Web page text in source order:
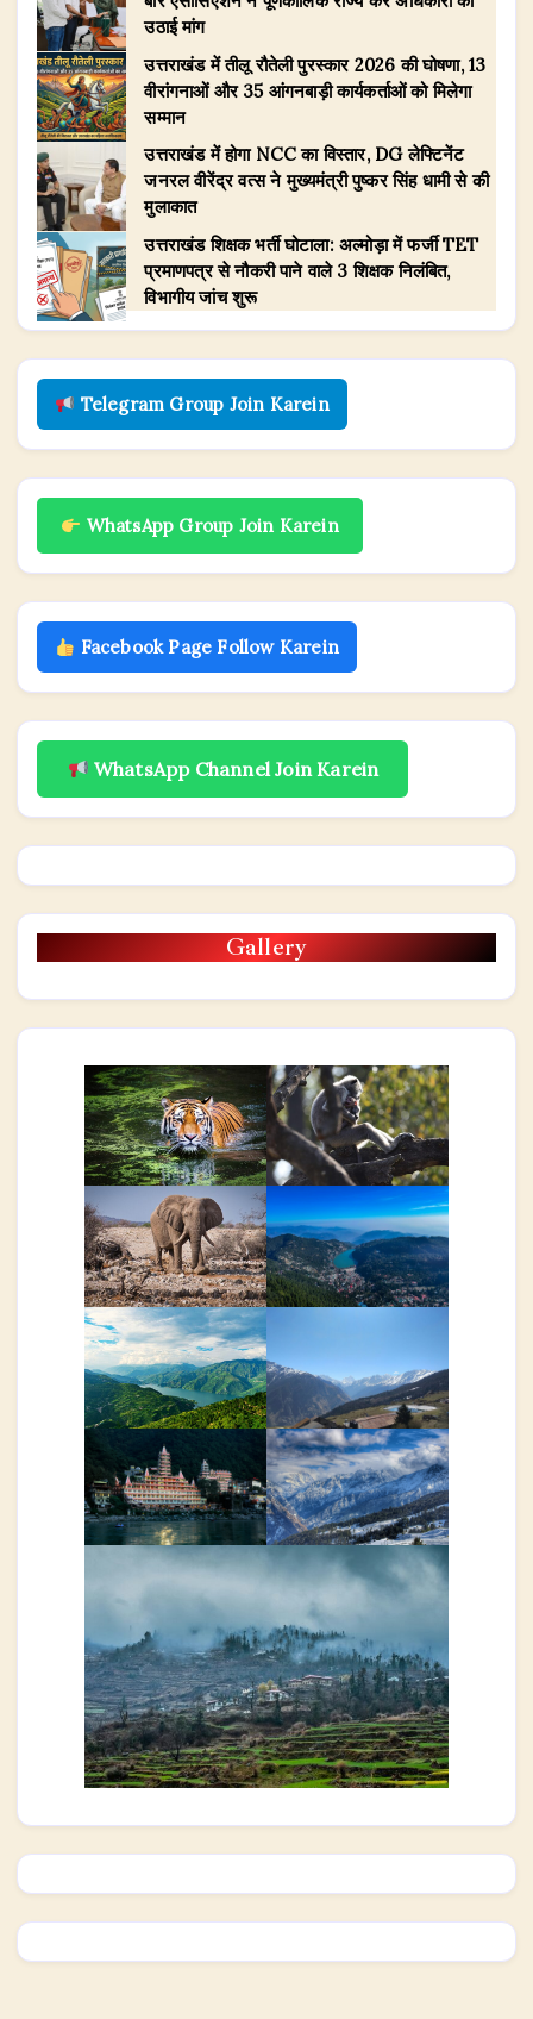
हाई
उठाई मांग
उत्तराखंड में तीलू रौतेली पुरस्कार 2026 की घोषणा, 13
वीरांगनाओं और 35 आंगनबाड़ी कार्यकर्ताओं को मिलेगा
सम्मान
उत्तराखंड में होगा NCC का विस्तार, DG लेफ्टिनेंट
जनरल वीरेंद्र वत्स ने मुख्यमंत्री पुष्कर सिंह धामी से की
मुलाकात
उत्तराखंड शिक्षक भर्ती घोटाला: अल्मोड़ा में फर्जी TET
प्रमाणपत्र से नौकरी पाने वाले 3 शिक्षक निलंबित,
विभागीय जांच शुरू
Telegram Group Join Karein
WhatsApp Group Join Karein
Facebook Page Follow Karein
WhatsApp Channel Join Karein
Gallery